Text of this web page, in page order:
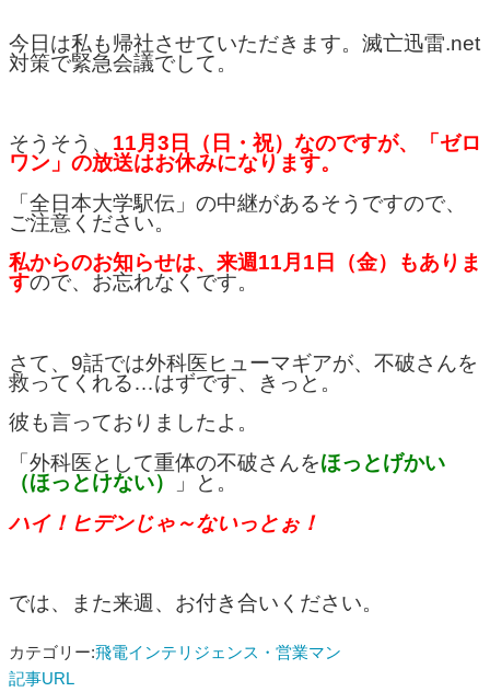
今日は私も帰社させていただきます。滅亡迅雷.net
対策で緊急会議でして。
そうそう、 11月3日（日・祝）なのですが、「ゼロ
ワン」の放送はお休みになります。
「全日本大学駅伝」の中継があるそうですので、
ご注意ください。
私からのお知らせは、来週11月1日（金）もありま
すので、お忘れなくです。
さて、9話では外科医ヒューマギアが、不破さんを
救ってくれる…はずです、きっと。
彼も言っておりましたよ。
「外科医として重体の不破さんをほっとげかい
（ほっとけない）
」と。
ハイ！ヒデンじゃ～ないっとぉ！
では、また来週、お付き合いください。
カテゴリー:飛電インテリジェンス・営業マン
記事URL